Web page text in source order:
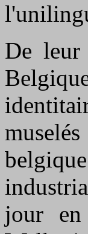
De leur
jour en